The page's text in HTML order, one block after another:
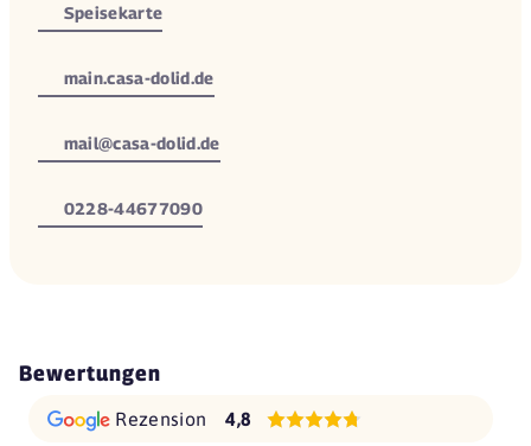
Speisekarte
main.casa-dolid.de
mail@casa-dolid.de
0228-44677090
Bewertungen
Rezension 4,8